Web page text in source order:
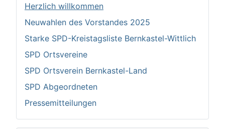
Herzlich willkommen
Neuwahlen des Vorstandes 2025
Starke SPD-Kreistagsliste Bernkastel-Wittlich
SPD Ortsvereine
SPD Ortsverein Bernkastel-Land
SPD Abgeordneten
Pressemitteilungen